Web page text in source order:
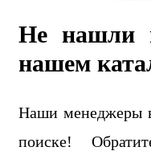
Не нашли
нашем
Наши менеджеры
поиске!